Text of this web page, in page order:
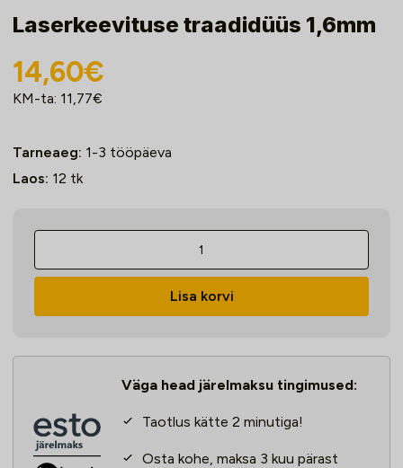
Laserkeevituse traadidüüs 1,6mm
14,60€
KM-ta: 11,77€
Tarneaeg: 1-3 tööpäeva
Laos: 12 tk
Laserkeevituse
1,6mm
Lisa korvi
Väga head järelmaksu tingimused:
Taotlus kätte 2 minutiga!
Osta kohe, maksa 3 kuu pärast